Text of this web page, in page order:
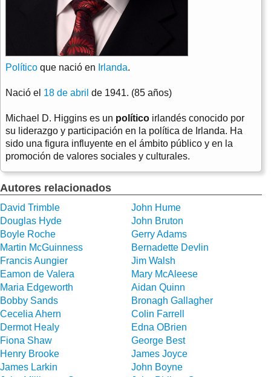
Político que nació en Irlanda.
Nació el 18 de abril de 1941. (85 años)
Michael D. Higgins es un político irlandés conocido por
su liderazgo y participación en la política de Irlanda. Ha
sido una figura influyente en el ámbito público y en la
promoción de valores sociales y culturales.
Autores relacionados
David Trimble
John Hume
Douglas Hyde
John Bruton
Boyle Roche
Gerry Adams
Martin McGuinness
Bernadette Devlin
Francis Aungier
Jim Walsh
Eamon de Valera
Mary McAleese
Maria Edgeworth
Aidan Quinn
Bobby Sands
Bronagh Gallagher
Cecelia Ahern
Colin Farrell
Dermot Healy
Edna OBrien
Fiona Shaw
George Best
Henry Brooke
James Joyce
James Larkin
John Boyne